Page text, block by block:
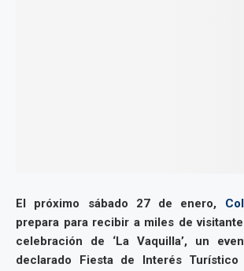
El próximo sábado 27 de enero,
prepara para recibir a miles de
celebración de ‘La Vaquilla’, un
declarado Fiesta de Interés Turístico